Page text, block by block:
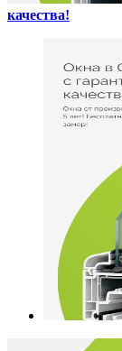
качества!